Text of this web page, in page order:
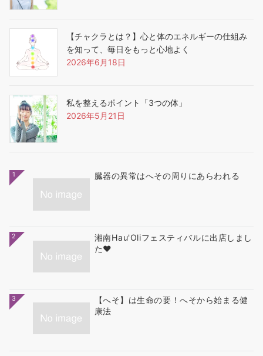
【チャクラとは？】心と体のエネルギーの仕組み
を知って、毎日をもっと心地よく
2026年6月18日
私を整えるポイント「3つの体」
2026年5月21日
1 臓器の異常はへその周りにあらわれる
2
湘南Hau'Oliフェスティバルに出店しまし
た❤
3
【へそ】は生命の要！へそから始まる健
康法